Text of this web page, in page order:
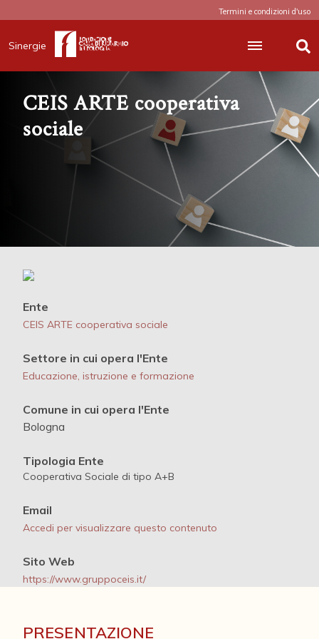
Termini e condizioni d'uso
Sinergie
CEIS ARTE cooperativa
sociale
Ente
CEIS ARTE cooperativa sociale
Settore in cui opera l'Ente
Educazione, istruzione e formazione
Comune in cui opera l'Ente
Bologna
Tipologia Ente
Cooperativa Sociale di tipo A+B
Email
Accedi per visualizzare questo contenuto
Sito Web
https://www.gruppoceis.it/
PRESENTAZIONE